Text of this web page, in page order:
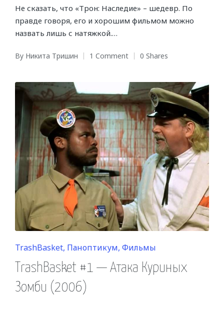
Не сказать, что «Трон: Наследие» – шедевр. По
правде говоря, его и хорошим фильмом можно
назвать лишь с натяжкой.…
Posted
By Никита Тришин 1 Comment 0 Shares
Posted
in
TrashBasket Паноптикум Фильмы
TrashBasket #1 — Атака Куриных
Зомби (2006)